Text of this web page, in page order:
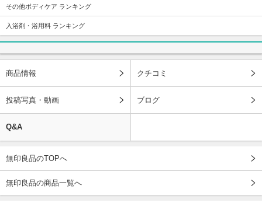
その他ボディケア ランキング
入浴剤・浴用料 ランキング
商品情報 クチコミ
投稿写真・動画 ブログ
Q&A
無印良品のTOPへ
無印良品の商品一覧へ